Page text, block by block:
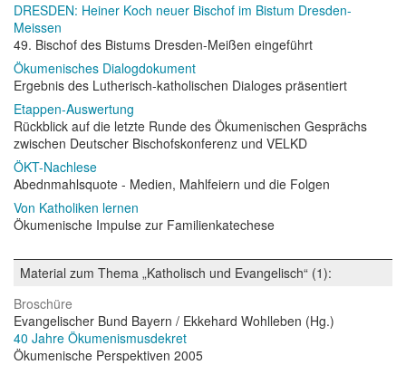
DRESDEN: Heiner Koch neuer Bischof im Bistum Dresden-
Meissen
49. Bischof des Bistums Dresden-Meißen eingeführt
Ökumenisches Dialogdokument
Ergebnis des Lutherisch-katholischen Dialoges präsentiert
Etappen-Auswertung
Rückblick auf die letzte Runde des Ökumenischen Gesprächs
zwischen Deutscher Bischofskonferenz und VELKD
ÖKT-Nachlese
Abednmahlsquote - Medien, Mahlfeiern und die Folgen
Von Katholiken lernen
Ökumenische Impulse zur Familienkatechese
Material zum Thema „Katholisch und Evangelisch“ (1):
Broschüre
Evangelischer Bund Bayern / Ekkehard Wohlleben (Hg.)
40 Jahre Ökumenismusdekret
Ökumenische Perspektiven 2005